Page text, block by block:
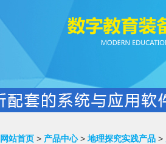
网站首页 > 产品中心> 地理探究实践产品 >